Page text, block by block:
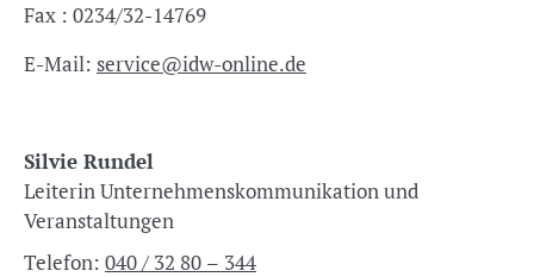
Fax : 0234/32-14769
E-Mail: service@idw-online.de
Silvie Rundel
Leiterin Unternehmenskommunikation und
Veranstaltungen
Telefon: 040 / 32 80 – 344